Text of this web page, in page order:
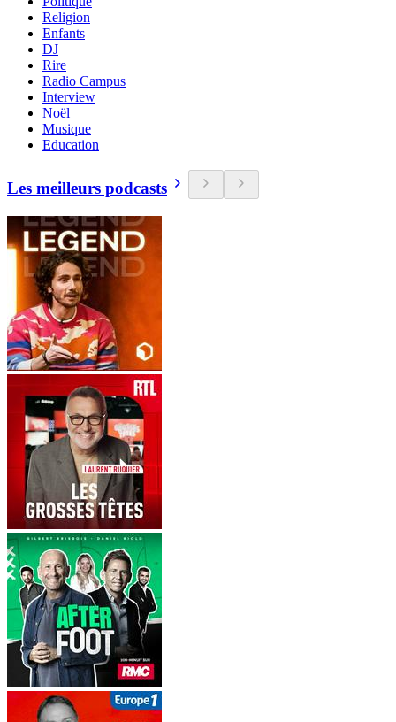
Religion
Enfants
DJ
Rire
Radio Campus
Interview
Noël
Musique
Education
Les meilleurs podcasts